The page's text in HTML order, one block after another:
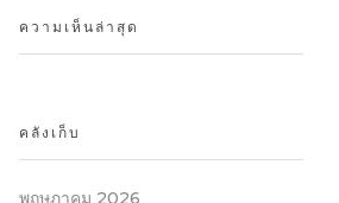
ความเห็นล่าสุด
คลังเก็บ
พฤษภาคม 2026